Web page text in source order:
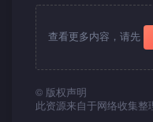
查看更多内容，请先
© 版权声明
此资源来自于网络收集整